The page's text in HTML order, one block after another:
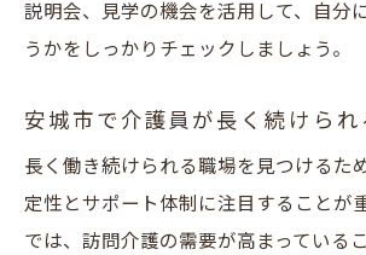
説明会、見学の機会を活用して、自分
うかをしっかりチェックしましょう。
安城市で介護員が長く続けられ
長く働き続けられる職場を見つけるた
定性とサポート体制に注目することが
では、訪問介護の需要が高まっている